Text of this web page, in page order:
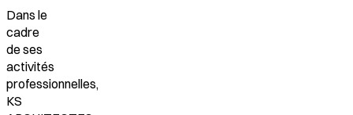
Dans le
cadre
de ses
activités
professionnelles,
KS